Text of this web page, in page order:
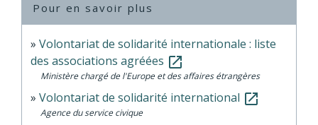
Pour en savoir plus
Volontariat de solidarité internationale : liste
des associations agréées open_in_new
Ministère chargé de l'Europe et des affaires étrangères
Volontariat de solidarité international open_in_new
Agence du service civique